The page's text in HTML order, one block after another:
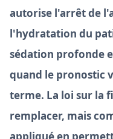
autorise l'arrêt de
l'hydratation du
sédation profonde
quand le pronostic
terme. La loi sur la
remplacer, mais